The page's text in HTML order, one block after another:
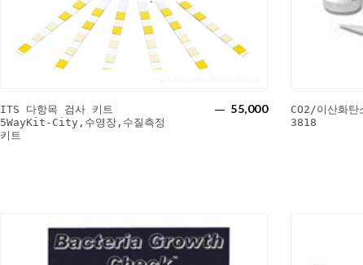
ITS 다항목 검사 키트
5WayKit-City,수영장,수질측정
키트
55,000
CO2/이산화
3818